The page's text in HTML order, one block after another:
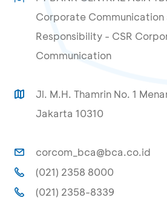
Corporate Communication
Responsibility - CSR
Communication
Jl. M.H. Thamrin No. 1
Jakarta 10310
corcom_bca@bca.co.id
(021) 2358 8000
(021) 2358-8339